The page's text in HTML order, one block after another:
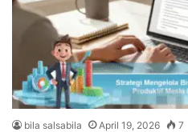
bila salsabila April 19, 2026 7